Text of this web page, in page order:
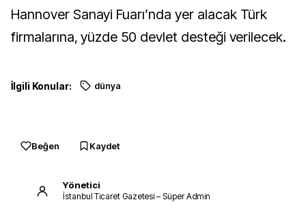
Hannover Sanayi Fuarı’nda yer alacak Türk
firmalarına, yüzde 50 devlet desteği verilecek.
İlgili Konular: dünya
Beğen Kaydet
Yönetici
İstanbul Ticaret Gazetesi – Süper Admin